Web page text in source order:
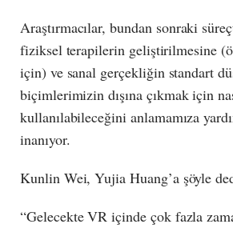
Araştırmacılar, bundan sonraki
fiziksel terapilerin geliştirilmesine
için) ve sanal gerçekliğin standart
biçimlerimizin dışına çıkmak için
kullanılabileceğini anlamamıza
inanıyor.
Kunlin Wei, Yujia Huang’a şöyle
“Gelecekte VR içinde çok fazla